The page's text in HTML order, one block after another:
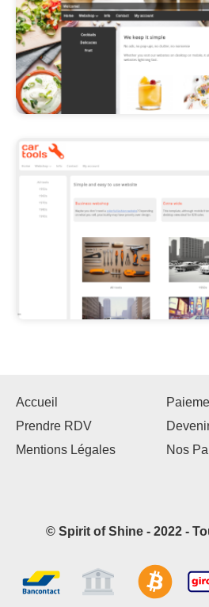
Accueil
Prendre RDV
Mentions Légales
Nos
© Spirit of Shine - 2022 -